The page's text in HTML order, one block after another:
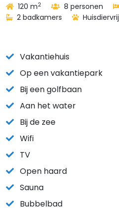
120 m2 8 personen
2 badkamers
Huisdiervrij
Vakantiehuis
Op een vakantiepark
Bij een golfbaan
Aan het water
Bij de zee
Wifi
TV
Open haard
Sauna
Bubbelbad